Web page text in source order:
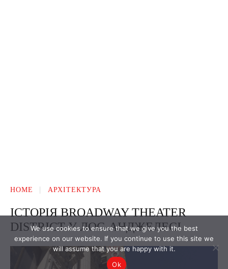
We use cookies to ensure that we give you the best
experience on our website. If you continue to use this site we
will assume that you are happy with it.
Ok